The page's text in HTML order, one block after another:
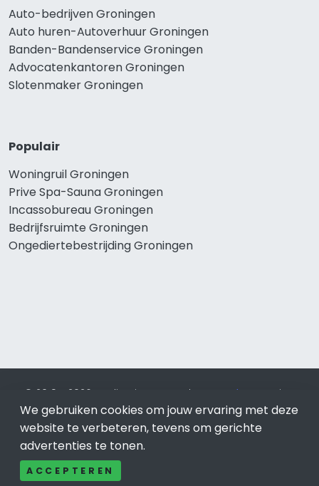
Auto-bedrijven Groningen
Auto huren-Autoverhuur Groningen
Banden-Bandenservice Groningen
Advocatenkantoren Groningen
Slotenmaker Groningen
Populair
Woningruil Groningen
Prive Spa-Sauna Groningen
Incassobureau Groningen
Bedrijfsruimte Groningen
Ongediertebestrijding Groningen
© 2019 - 2026 Realisatie en SEO door SEO-bureau
Lion
Internet. Betaal alleen voor bewezen resultaten?SEO
optimalisatie No Cure No Pay.Groningenis onderdeel van
Lion Internet.
We gebruiken cookies om jouw ervaring met deze
website te verbeteren, tevens om gerichte
advertenties te tonen.
ACCEPTEREN